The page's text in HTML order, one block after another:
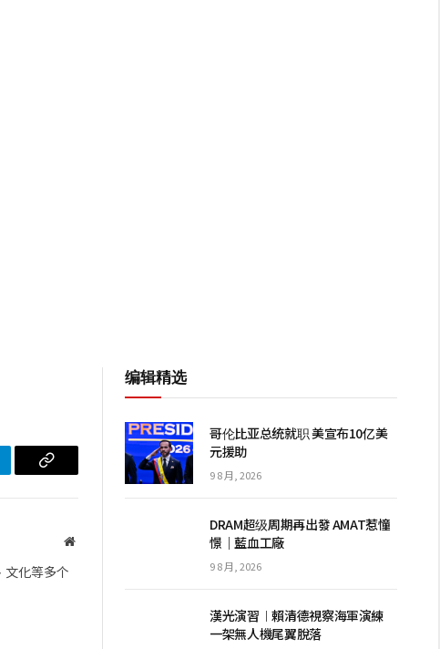
复
网
文化等多个
编辑精选
哥伦比亚总统就职 美宣布10亿美
元援助
9 8 月, 2026
DRAM超级周期再出發 AMAT惹憧
憬｜藍血工廠
9 8 月, 2026
漢光演習︱賴清德視察海軍演練
一架無人機尾翼脫落